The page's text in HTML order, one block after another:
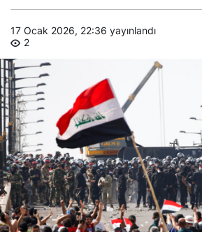
17 Ocak 2026, 22:36 yayınlandı
2